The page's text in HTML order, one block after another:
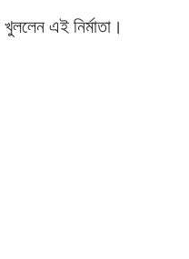
এই নির্মাতা।